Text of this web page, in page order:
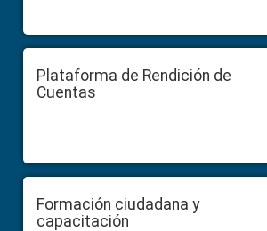
Plataforma de Rendición de
Cuentas
Formación ciudadana y
capacitación